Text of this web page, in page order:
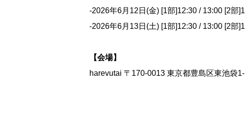
-2026年6月12日(金) [1部]12:30 / 13:00 [2部
-2026年6月13日(土) [1部]12:30 / 13:00 [2部
【会場】
harevutai 〒170-0013 東京都豊島区東池袋